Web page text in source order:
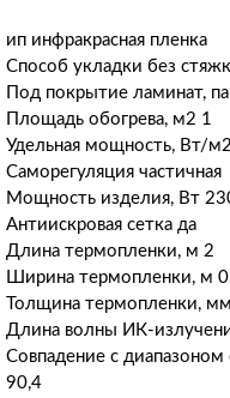
ип инфракрасная пленка
Способ укладки без
Под покрытие ламинат,
Площадь обогрева, м2 1
Удельная мощность, Вт/
Саморегуляция частичная
Мощность изделия, Вт
Антиискровая сетка да
Длина термопленки, м 2
Ширина термопленки, м
Толщина термопленки,
Длина волны ИК-
Совпадение с диапазоном
90,4